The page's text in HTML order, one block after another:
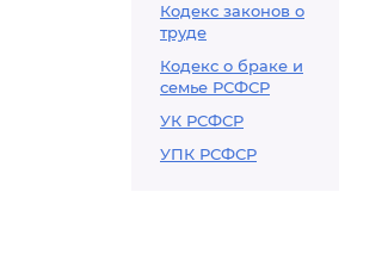
Кодекс законов о
труде
Кодекс о браке и
семье РСФСР
УК РСФСР
УПК РСФСР